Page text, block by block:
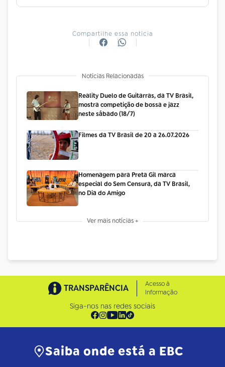
Compartilhe essa notícia
Notícias Relacionadas
Reality Duelo de Guitarras, da TV Brasil,
mostra competição de bossa e jazz
neste sábado (18/7)
Filmes da TV Brasil de 20 a 26.07.2026
Homenagem para Preta Gil marca
especial do Sem Censura, da TV Brasil,
no Dia do Amigo
Ver mais notícias +
TRANSPARÊNCIA
Acesso à
Informação
Siga-nos nas redes sociais
Saiba onde está a EBC